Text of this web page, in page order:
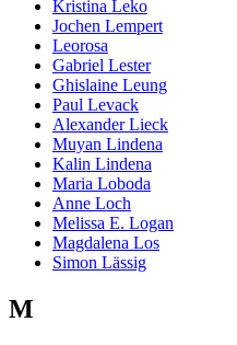
Kristina Leko
Jochen Lempert
Leorosa
Gabriel Lester
Ghislaine Leung
Paul Levack
Alexander Lieck
Muyan Lindena
Kalin Lindena
Maria Loboda
Anne Loch
Melissa E. Logan
Magdalena Los
Simon Lässig
M